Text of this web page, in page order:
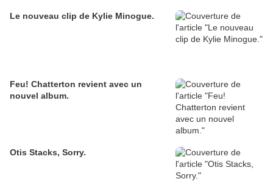
Le nouveau clip de Kylie Minogue.
Feu! Chatterton revient avec un
nouvel album.
Otis Stacks, Sorry.